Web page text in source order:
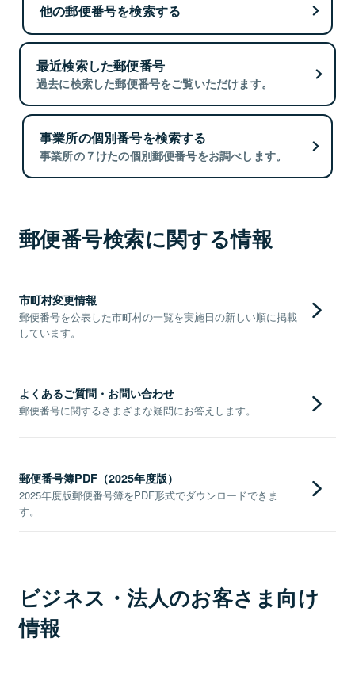
他の郵便番号を検索する
最近検索した郵便番号
過去に検索した郵便番号をご覧いただけます。
事業所の個別番号を検索する
事業所の７けたの個別郵便番号をお調べします。
郵便番号検索に関する情報
市町村変更情報
郵便番号を公表した市町村の一覧を実施日の新しい順に掲載
しています。
よくあるご質問・お問い合わせ
郵便番号に関するさまざまな疑問にお答えします。
郵便番号簿PDF（2025年度版）
2025年度版郵便番号簿をPDF形式でダウンロードできま
す。
ビジネス・法人のお客さま向け
情報